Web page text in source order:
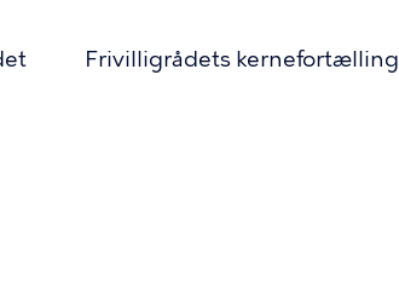
Frivilligrådets kernefortælling